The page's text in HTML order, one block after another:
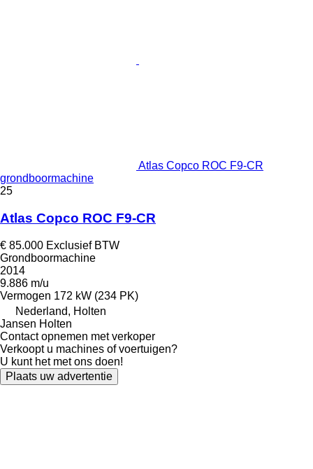
Atlas Copco ROC F9-CR
grondboormachine
25
Atlas Copco ROC F9-CR
€ 85.000 Exclusief BTW
Grondboormachine
2014
9.886 m/u
Vermogen 172 kW (234 PK)
Nederland, Holten
Jansen Holten
Contact opnemen met verkoper
Verkoopt u machines of voertuigen?
U kunt het met ons doen!
Plaats uw advertentie